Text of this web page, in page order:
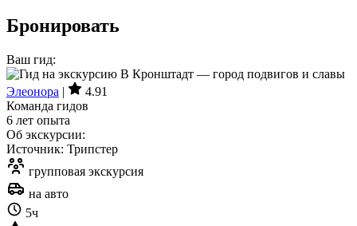
Бронировать
Ваш гид:
Элеонора |
4.91
Команда гидов
6 лет опыта
Об экскурсии:
Источник: Трипстер
групповая экскурсия
на авто
5ч